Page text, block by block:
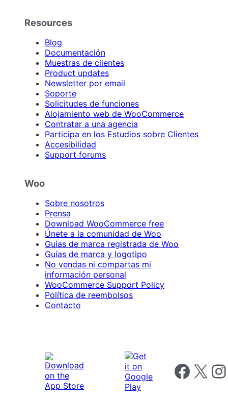
Resources
Blog
Documentación
Muestras de clientes
Product updates
Newsletter por email
Soporte
Solicitudes de funciones
Alojamiento web de WooCommerce
Contratar a una agencia
Participa en los Estudios sobre Clientes
Accesibilidad
Support forums
Woo
Sobre nosotros
Prensa
Download WooCommerce free
Únete a la comunidad de Woo
Guías de marca registrada de Woo
Guías de marca y logotipo
No vendas ni compartas mi
información personal
WooCommerce Support Policy
Política de reembolsos
Contacto
Follow us on
Follow us on X